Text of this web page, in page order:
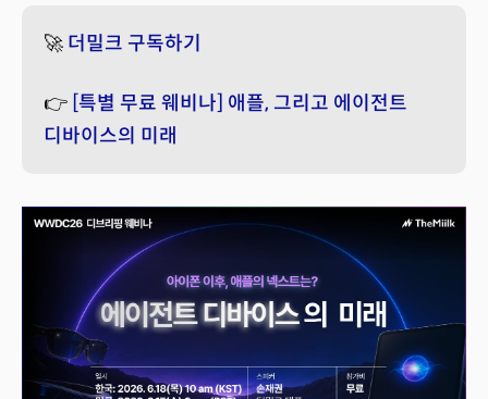
🚀 더밀크 구독하기
👉 [특별 무료 웨비나] 애플, 그리고 에이전트
디바이스의 미래